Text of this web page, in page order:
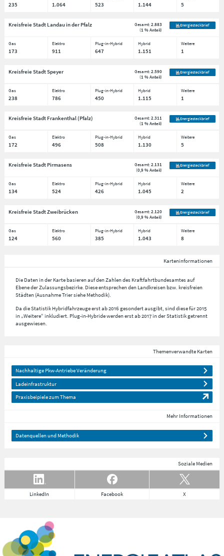
235 1.064 523 1.144 5
Kreisfreie Stadt Landau in der Pfalz Gesamt:2.883
(1 % Anteil)
Energiesteckbrief
Gas Elektro Plug-in-Hybrid Hybrid Weitere
173 911 647 1.151 1
Kreisfreie Stadt Speyer Gesamt:2.590
(1 % Anteil)
Energiesteckbrief
Gas Elektro Plug-in-Hybrid Hybrid Weitere
238 786 450 1.115 1
Kreisfreie Stadt Frankenthal (Pfalz) Gesamt:2.311
(1 % Anteil)
Energiesteckbrief
Gas Elektro Plug-in-Hybrid Hybrid Weitere
172 496 508 1.130 5
Kreisfreie Stadt Pirmasens Gesamt:2.131
(0,9 % Anteil)
Energiesteckbrief
Gas Elektro Plug-in-Hybrid Hybrid Weitere
134 524 426 1.045 2
Kreisfreie Stadt Zweibrücken Gesamt:2.120
(0,9 % Anteil)
Energiesteckbrief
Gas Elektro Plug-in-Hybrid Hybrid Weitere
124 560 385 1.043 8
Karteninformationen
Die Daten in der Karte basieren auf den Zahlen des Kraftfahrtbundesamtes auf
Ebene der Zulassungsbezirke. Diese entsprechen den Landkreisen bzw. kreisfreien
Städten (Ausnahme Trier siehe Methodik).
Da die Statistik Hybridfahrzeuge erst ab 2016 gesondert ausgibt, sind diese für 2015
in „Weitere“ inkludiert. Plug-in-Hybride werden erst ab 2017 in der Statistik getrennt
ausgewiesen.
Themenverwandte Karten
Nachhaltige Pkw-Antriebe Veränderung
Ladeinfrastruktur
Praxisbeipiele zum Thema
Mehr Informationen
Datenquellen und Methodik
Soziale Medien
LinkedIn Facebook X